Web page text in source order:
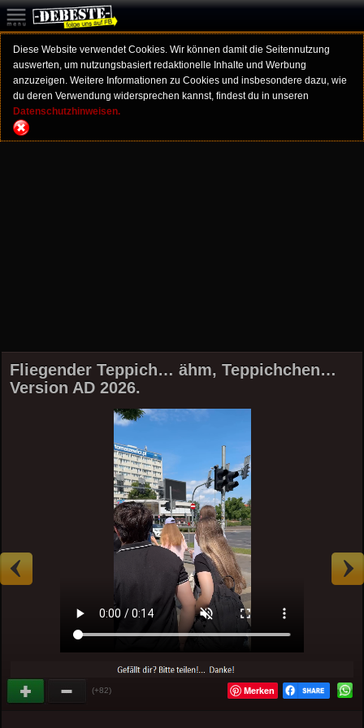
Diese Website verwendet Cookies. Wir können damit die Seitennutzung
auswerten, um nutzungsbasiert redaktionelle Inhalte und Werbung
anzuzeigen. Weitere Informationen zu Cookies und insbesondere dazu, wie
du deren Verwendung widersprechen kannst, findest du in unseren
Datenschutzhinweisen.
Fliegender Teppich… ähm, Teppichchen…
Version AD 2026.
(+82) Merken